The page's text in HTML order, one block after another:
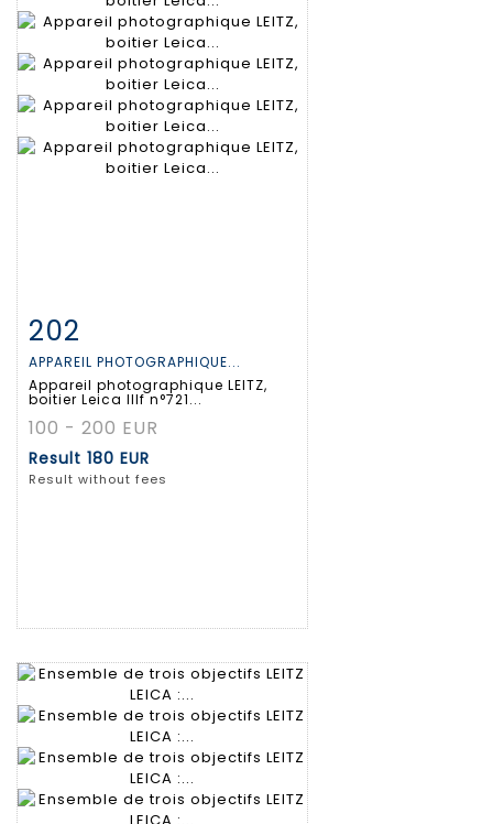
Item detail
202
APPAREIL PHOTOGRAPHIQUE...
Appareil photographique LEITZ,
boitier Leica IIIf n°721...
100 - 200 EUR
Result 180 EUR
Result without fees